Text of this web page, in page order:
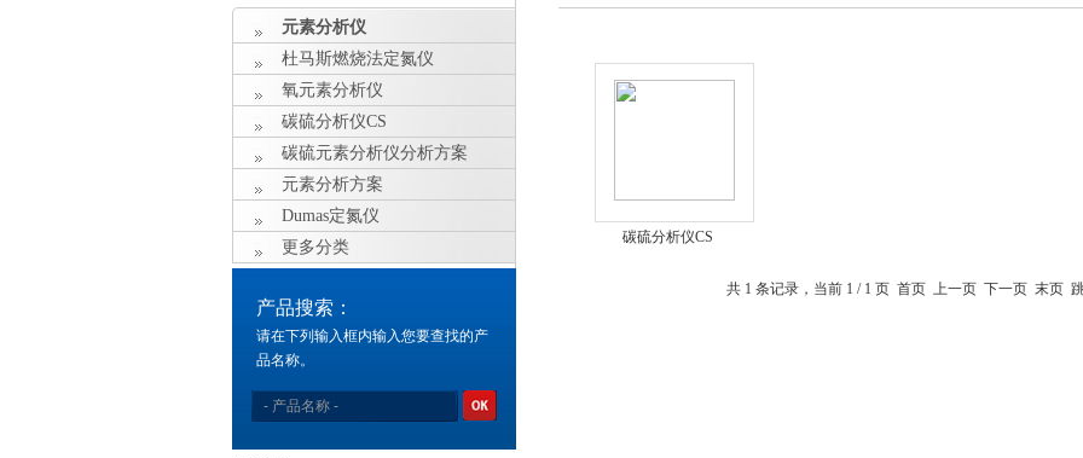
元素分析仪
杜马斯燃烧法定氮仪
氧元素分析仪
碳硫分析仪CS
碳硫元素分析仪分析方案
元素分析方案
Dumas定氮仪
更多分类
产品搜索：
请在下列输入框内输入您要查找的产
品名称。
碳硫分析仪CS
共 1 条记录，当前 1 / 1 页 首页 上一页 下一页 末页